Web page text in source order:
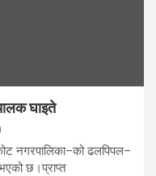
घाइते
नगरपालिका–को ढलपिपल–
छ।प्राप्त